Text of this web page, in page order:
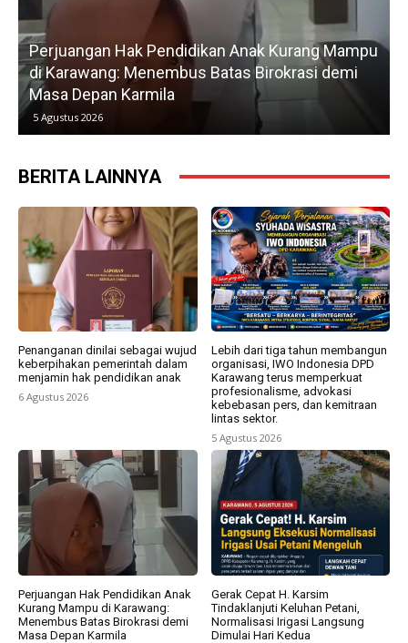
Perjuangan Hak Pendidikan Anak Kurang Mampu
di Karawang: Menembus Batas Birokrasi demi
Masa Depan Karmila
5 Agustus 2026
BERITA LAINNYA
Penanganan dinilai sebagai wujud
keberpihakan pemerintah dalam
menjamin hak pendidikan anak
6 Agustus 2026
Lebih dari tiga tahun membangun
organisasi, IWO Indonesia DPD
Karawang terus memperkuat
profesionalisme, advokasi
kebebasan pers, dan kemitraan
lintas sektor.
5 Agustus 2026
Perjuangan Hak Pendidikan Anak
Kurang Mampu di Karawang:
Menembus Batas Birokrasi demi
Masa Depan Karmila
Gerak Cepat H. Karsim
Tindaklanjuti Keluhan Petani,
Normalisasi Irigasi Langsung
Dimulai Hari Kedua